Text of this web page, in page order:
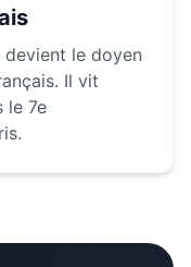
devient le doyen
Il vit
le 7e